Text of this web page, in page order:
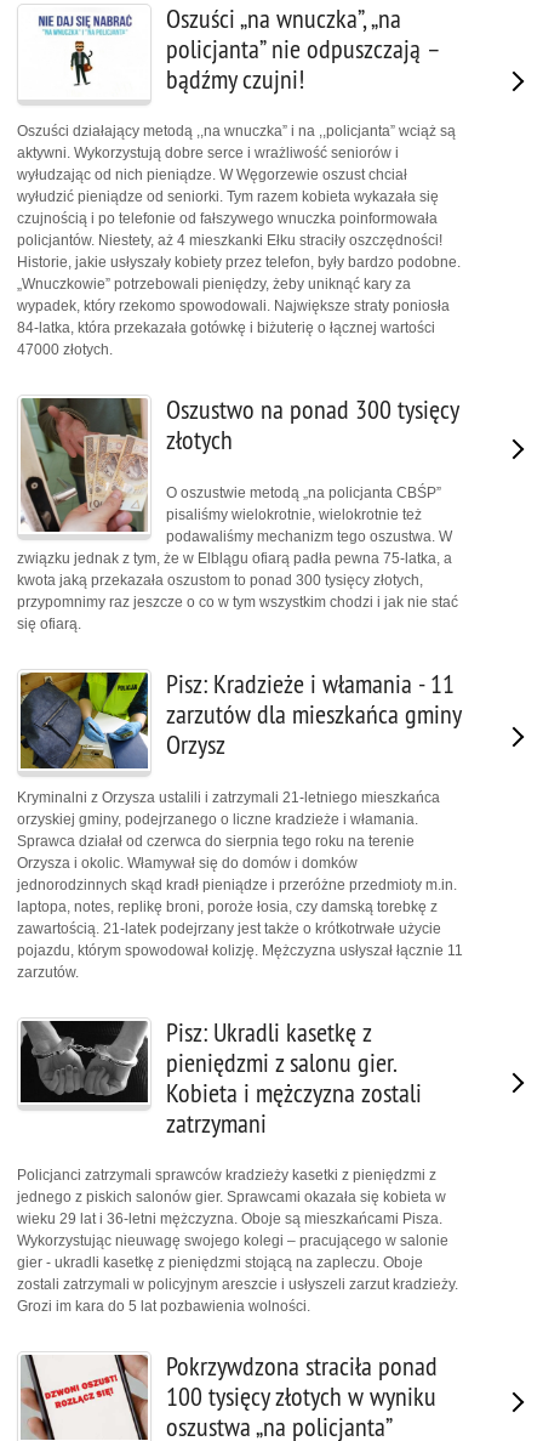
Oszuści „na wnuczka”, „na
policjanta” nie odpuszczają –
bądźmy czujni!
Oszuści działający metodą ,,na wnuczka” i na ,,policjanta” wciąż są
aktywni. Wykorzystują dobre serce i wrażliwość seniorów i
wyłudzając od nich pieniądze. W Węgorzewie oszust chciał
wyłudzić pieniądze od seniorki. Tym razem kobieta wykazała się
czujnością i po telefonie od fałszywego wnuczka poinformowała
policjantów. Niestety, aż 4 mieszkanki Ełku straciły oszczędności!
Historie, jakie usłyszały kobiety przez telefon, były bardzo podobne.
„Wnuczkowie” potrzebowali pieniędzy, żeby uniknąć kary za
wypadek, który rzekomo spowodowali. Największe straty poniosła
84-latka, która przekazała gotówkę i biżuterię o łącznej wartości
47000 złotych.
Oszustwo na ponad 300 tysięcy
złotych
O oszustwie metodą „na policjanta CBŚP”
pisaliśmy wielokrotnie, wielokrotnie też
podawaliśmy mechanizm tego oszustwa. W
związku jednak z tym, że w Elblągu ofiarą padła pewna 75-latka, a
kwota jaką przekazała oszustom to ponad 300 tysięcy złotych,
przypomnimy raz jeszcze o co w tym wszystkim chodzi i jak nie stać
się ofiarą.
Pisz: Kradzieże i włamania - 11
zarzutów dla mieszkańca gminy
Orzysz
Kryminalni z Orzysza ustalili i zatrzymali 21-letniego mieszkańca
orzyskiej gminy, podejrzanego o liczne kradzieże i włamania.
Sprawca działał od czerwca do sierpnia tego roku na terenie
Orzysza i okolic. Włamywał się do domów i domków
jednorodzinnych skąd kradł pieniądze i przeróżne przedmioty m.in.
laptopa, notes, replikę broni, poroże łosia, czy damską torebkę z
zawartością. 21-latek podejrzany jest także o krótkotrwałe użycie
pojazdu, którym spowodował kolizję. Mężczyzna usłyszał łącznie 11
zarzutów.
Pisz: Ukradli kasetkę z
pieniędzmi z salonu gier.
Kobieta i mężczyzna zostali
zatrzymani
Policjanci zatrzymali sprawców kradzieży kasetki z pieniędzmi z
jednego z piskich salonów gier. Sprawcami okazała się kobieta w
wieku 29 lat i 36-letni mężczyzna. Oboje są mieszkańcami Pisza.
Wykorzystując nieuwagę swojego kolegi – pracującego w salonie
gier - ukradli kasetkę z pieniędzmi stojącą na zapleczu. Oboje
zostali zatrzymali w policyjnym areszcie i usłyszeli zarzut kradzieży.
Grozi im kara do 5 lat pozbawienia wolności.
Pokrzywdzona straciła ponad
100 tysięcy złotych w wyniku
oszustwa „na policjanta”